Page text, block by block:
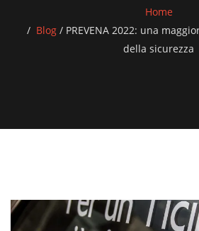
Home
Blog / PREVENA 2022: una
della sicurezza